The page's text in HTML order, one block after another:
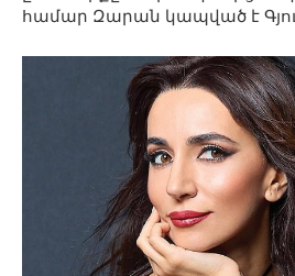
համար Զարան կապված է